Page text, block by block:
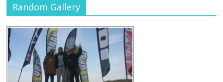
Random Gallery